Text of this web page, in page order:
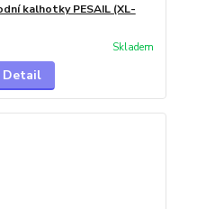
kalhotky PESAIL (XL-
Skladem
Detail